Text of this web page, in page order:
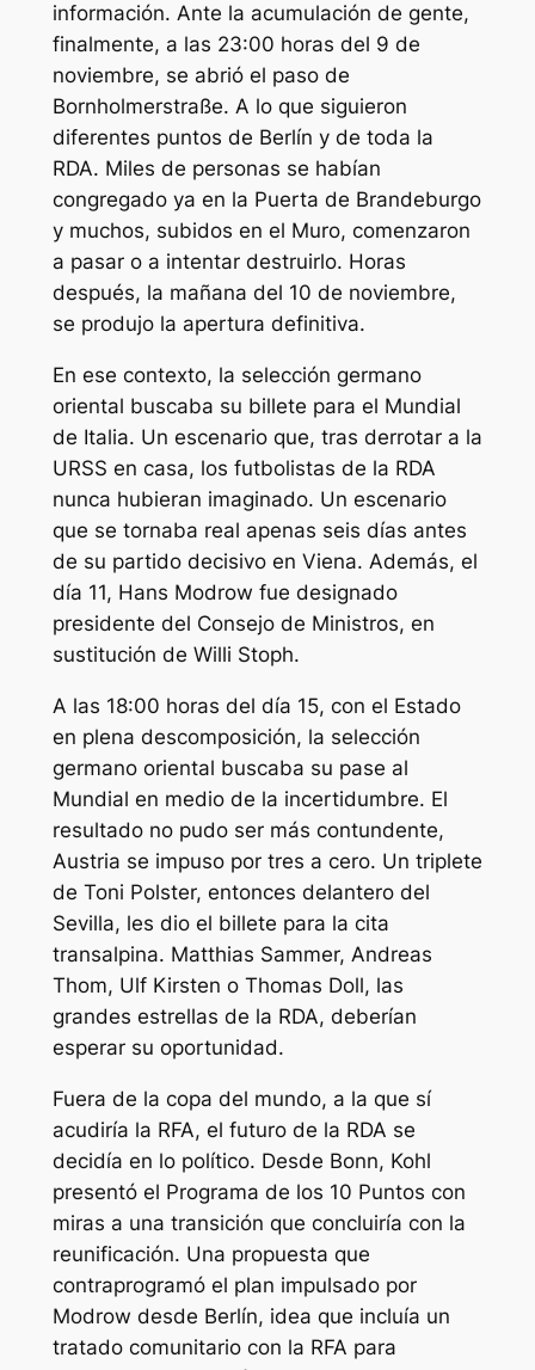
información. Ante la acumulación de gente,
finalmente, a las 23:00 horas del 9 de
noviembre, se abrió el paso de
Bornholmerstraße. A lo que siguieron
diferentes puntos de Berlín y de toda la
RDA. Miles de personas se habían
congregado ya en la Puerta de Brandeburgo
y muchos, subidos en el Muro, comenzaron
a pasar o a intentar destruirlo. Horas
después, la mañana del 10 de noviembre,
se produjo la apertura definitiva.
En ese contexto, la selección germano
oriental buscaba su billete para el Mundial
de Italia. Un escenario que, tras derrotar a la
URSS en casa, los futbolistas de la RDA
nunca hubieran imaginado. Un escenario
que se tornaba real apenas seis días antes
de su partido decisivo en Viena. Además, el
día 11, Hans Modrow fue designado
presidente del Consejo de Ministros, en
sustitución de Willi Stoph.
A las 18:00 horas del día 15, con el Estado
en plena descomposición, la selección
germano oriental buscaba su pase al
Mundial en medio de la incertidumbre. El
resultado no pudo ser más contundente,
Austria se impuso por tres a cero. Un triplete
de Toni Polster, entonces delantero del
Sevilla, les dio el billete para la cita
transalpina. Matthias Sammer, Andreas
Thom, Ulf Kirsten o Thomas Doll, las
grandes estrellas de la RDA, deberían
esperar su oportunidad.
Fuera de la copa del mundo, a la que sí
acudiría la RFA, el futuro de la RDA se
decidía en lo político. Desde Bonn, Kohl
presentó el Programa de los 10 Puntos con
miras a una transición que concluiría con la
reunificación. Una propuesta que
contraprogramó el plan impulsado por
Modrow desde Berlín, idea que incluía un
tratado comunitario con la RFA para